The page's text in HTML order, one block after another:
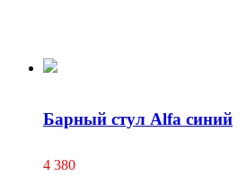
Барный стул Alfa синий
4 380